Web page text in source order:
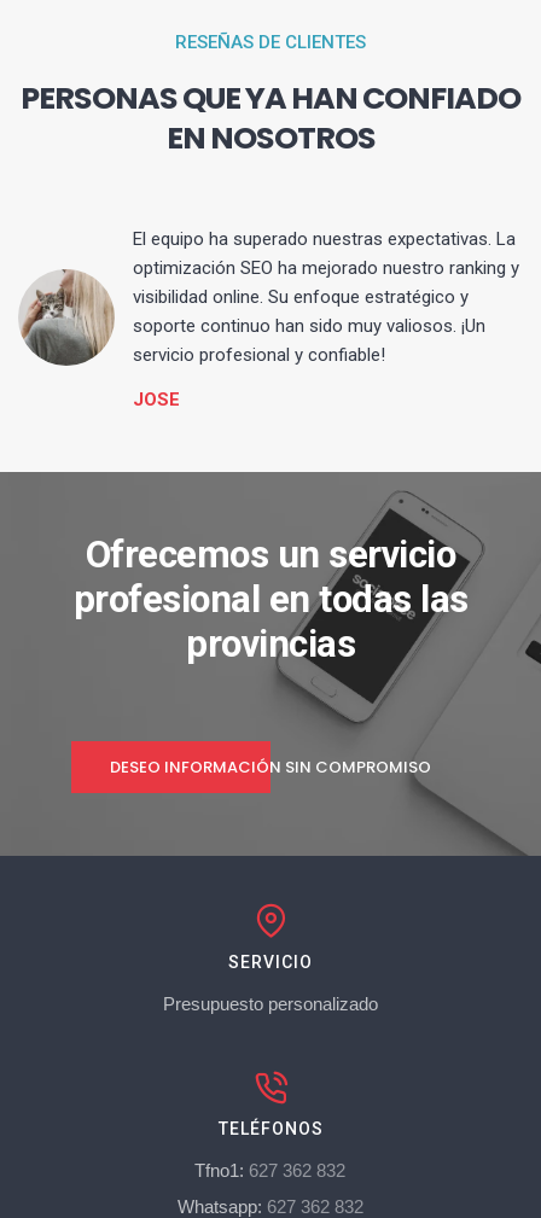
RESEÑAS DE CLIENTES
PERSONAS QUE YA HAN CONFIADO
EN NOSOTROS
El equipo ha superado nuestras expectativas. La
optimización SEO ha mejorado nuestro ranking y
visibilidad online. Su enfoque estratégico y
soporte continuo han sido muy valiosos. ¡Un
servicio profesional y confiable!
JOSE
Ofrecemos un servicio
profesional en todas las
provincias
DESEO INFORMACIÓN SIN COMPROMISO
SERVICIO
Presupuesto personalizado
TELÉFONOS
Tfno1: 627 362 832
Whatsapp: 627 362 832